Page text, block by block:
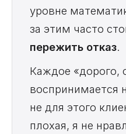
уровне
за этим часто
пережить отказ.
Каждое «дорого,
воспринимается
не для этого
плохая, я не